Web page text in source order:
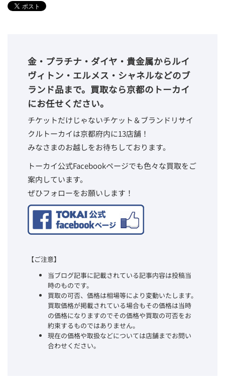
金・プラチナ・ダイヤ・貴金属からルイ
ヴィトン・エルメス・シャネルなどのブ
ランド品まで。買取なら京都のトーカイ
にお任せください。
チケットだけじゃないチケット＆ブランドリサイ
クルトーカイは京都府内に13店舗！
みなさまのお越しをお待ちしております。
トーカイ公式Facebookページでも色々な買取をご
案内しています。
ぜひフォローをお願いします！
【ご注意】
当ブログ記事に記載されている記事内容は投稿当
時のものです。
買取の可否、価格は相場等により変動いたします。
買取価格が掲載されている場合もその価格は当時
の価格になりますのでその価格や買取の可否をお
約束するものではありません。
現在の価格や取扱などについては店舗までお問い
合わせください。